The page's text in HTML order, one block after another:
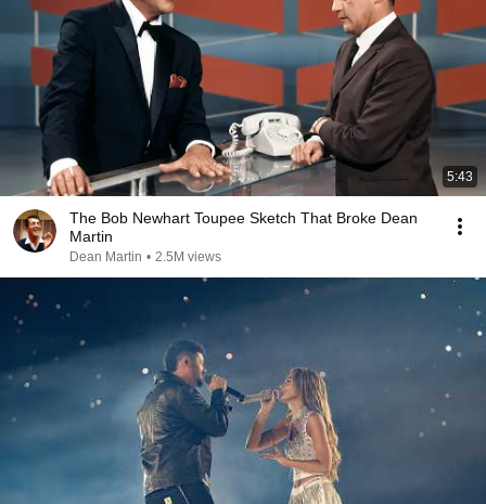
5:43
The Bob Newhart Toupee Sketch That Broke Dean
Martin
Dean Martin • 2.5M views